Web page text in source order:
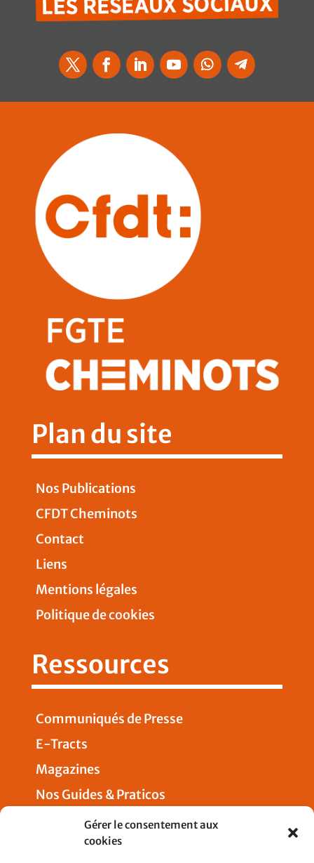
Gérer le consentement aux
cookies
Plan du site
Nos Publications
CFDT Cheminots
Contact
Liens
Mentions légales
Politique de cookies
Ressources
Communiqués de Presse
E-Tracts
Magazines
Nos Guides & Praticos